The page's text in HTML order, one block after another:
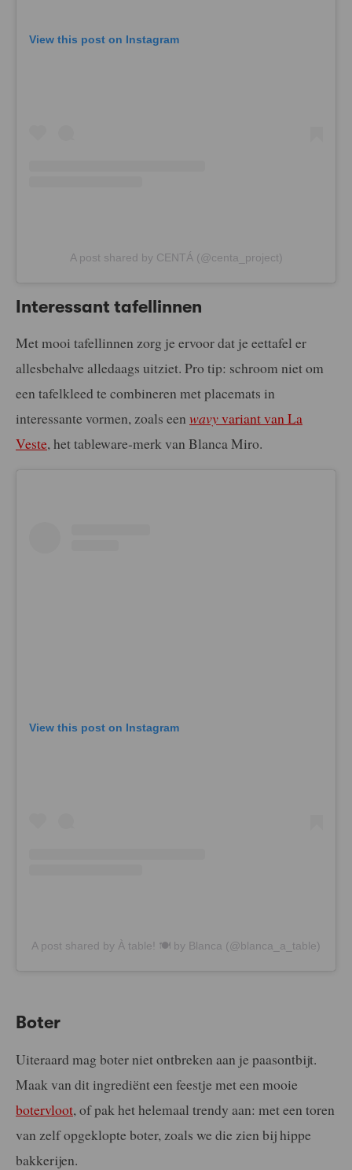
View this post on Instagram
A post shared by CENTÁ (@centa_project)
Interessant tafellinnen
Met mooi tafellinnen zorg je ervoor dat je eettafel er
allesbehalve alledaags uitziet. Pro tip: schroom niet om
een tafelkleed te combineren met placemats in
interessante vormen, zoals een wavyvariant van La
Veste, het tableware-merk van Blanca Miro.
View this post on Instagram
A post shared by À table! 🍽 by Blanca (@blanca_a_table)
Boter
Uiteraard mag boter niet ontbreken aan je paasontbijt.
Maak van dit ingrediënt een feestje met een mooie
botervloot, of pak het helemaal trendy aan: met een toren
van zelf opgeklopte boter, zoals we die zien bij hippe
bakkerijen.